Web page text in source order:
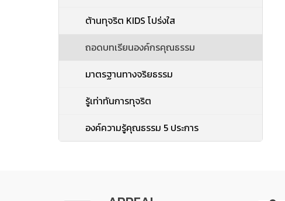
ต้านทุจริต KIDS โปร่งใส
ถอดบทเรียนองค์กรคุณธรรม
มาตรฐานทางจริยธรรม
รู้เท่าทันการทุจริต
องค์ความรู้คุณธรรม 5 ประการ